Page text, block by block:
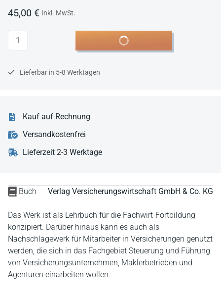
Buch Verlag Versicherungswirtschaft GmbH & Co. KG
Das Werk ist als Lehrbuch für die Fachwirt-Fortbildung
konzipiert. Darüber hinaus kann es auch als
Nachschlagewerk für Mitarbeiter in Versicherungen genutzt
werden, die sich in das Fachgebiet Steuerung und Führung
von Versicherungsunternehmen, Maklerbetrieben und
Agenturen einarbeiten wollen.
45,00 € inkl. MwSt.
Anzahl In den Warenkorb
Lieferbar in 5-8 Werktagen
Kauf auf Rechnung
Versandkostenfrei
Lieferzeit 2-3 Werktage